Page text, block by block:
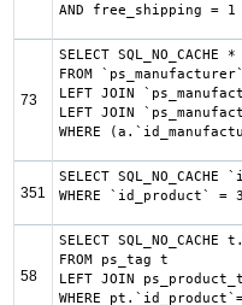
AND free_shipping =
73
SELECT SQL_NO_CACHE *
FROM
LEFT JOIN
LEFT JOIN
WHERE
351
SELECT
WHERE `id_product` =
58
SELECT
FROM ps_tag t
LEFT JOIN
WHERE